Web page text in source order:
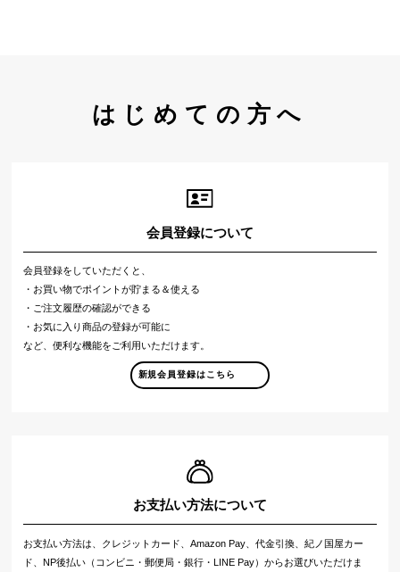
はじめての方へ
会員登録について
会員登録をしていただくと、
・お買い物でポイントが貯まる＆使える
・ご注文履歴の確認ができる
・お気に入り商品の登録が可能に
など、便利な機能をご利用いただけます。
新規会員登録はこちら
お支払い方法について
お支払い方法は、クレジットカード、Amazon Pay、代金引換、紀ノ国屋カー
ド、NP後払い（コンビニ・郵便局・銀行・LINE Pay）からお選びいただけま